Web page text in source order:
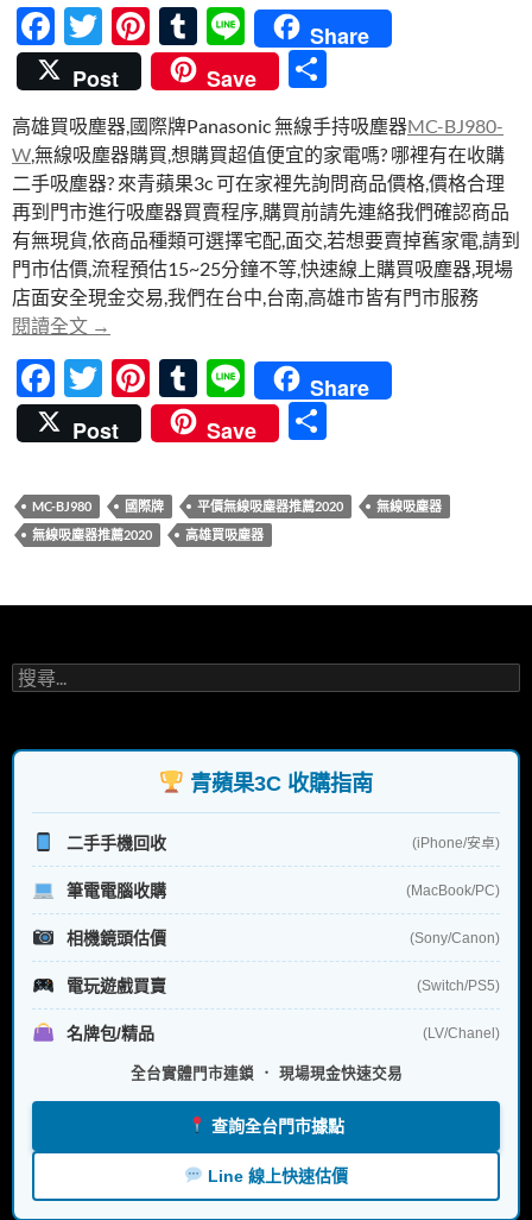
F
ac
e
b
o
o
k
T
w
itt
er
Pi
nt
er
es
t
T
u
m
bl
r
Li
n
e
Share
Post
Save
享
高雄買吸塵器,國際牌Panasonic 無線手持吸塵器MC-BJ980-
W,無線吸塵器購買,想購買超值便宜的家電嗎? 哪裡有在收購
二手吸塵器? 來青蘋果3c 可在家裡先詢問商品價格,價格合理
再到門市進行吸塵器買賣程序,購買前請先連絡我們確認商品
有無現貨,依商品種類可選擇宅配,面交,若想要賣掉舊家電,請到
門市估價,流程預估15~25分鐘不等,快速線上購買吸塵器,現場
店面安全現金交易,我們在台中,台南,高雄市皆有門市服務
閱讀全文
高雄買吸塵器-國際牌無線吸塵器MC-BJ980
→
F
ac
e
b
o
k
T
w
itt
er
Pi
nt
er
es
t
T
u
m
bl
r
Li
n
e
Share
Post
Save
MC-BJ980 國際牌 平價無線吸塵器推薦2020
無線吸塵器
無線吸塵器推薦2020
高雄買吸塵器
搜
尋
字:
青蘋果3C 收購指南
二手手機回收 (iPhone/安卓)
筆電電腦收購 (MacBook/PC)
相機鏡頭估價 (Sony/Canon)
電玩遊戲買賣 (Switch/PS5)
名牌包/精品 (LV/Chanel)
全台實體門市連鎖 ． 現場現金快速交易
查詢全台門市據點
Line 線上快速估價